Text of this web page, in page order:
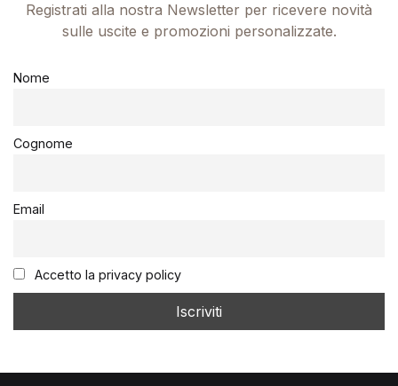
Registrati alla nostra Newsletter per ricevere novità
sulle uscite e promozioni personalizzate.
Nome
Cognome
Email
Accetto la privacy policy